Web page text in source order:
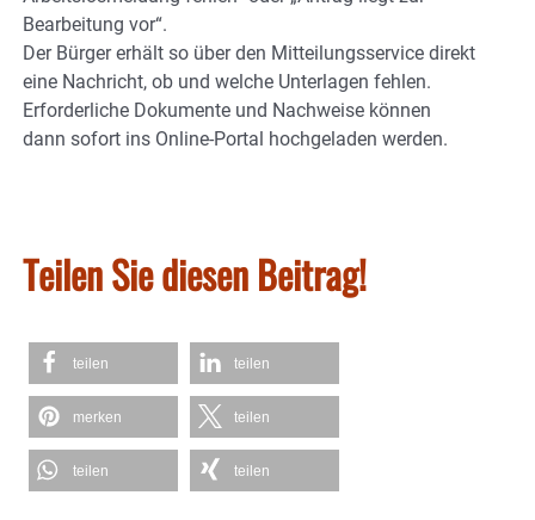
Bearbeitung vor“.
Der Bürger erhält so über den Mitteilungsservice direkt
eine Nachricht, ob und welche Unterlagen fehlen.
Erforderliche Dokumente und Nachweise können
dann sofort ins Online-Portal hochgeladen werden.
Teilen Sie diesen Beitrag!
teilen teilen
merken teilen
teilen teilen